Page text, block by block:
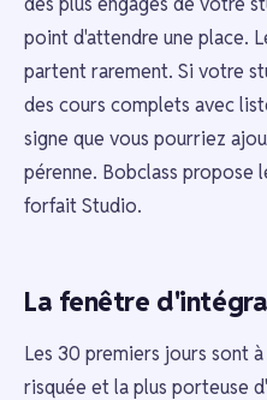
point d'attendre une place.
partent rarement. Si votre
des cours complets avec
signe que vous pourriez
pérenne. Bobclass propose
forfait Studio.
La fenêtre
Les 30 premiers jours sont
risquée et la plus porteuse